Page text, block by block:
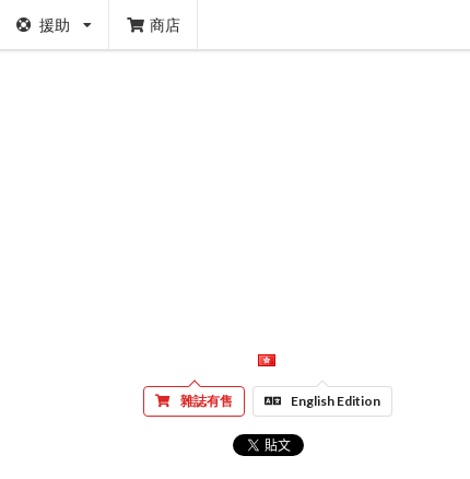
援助 商店
雜誌有售 English Edition